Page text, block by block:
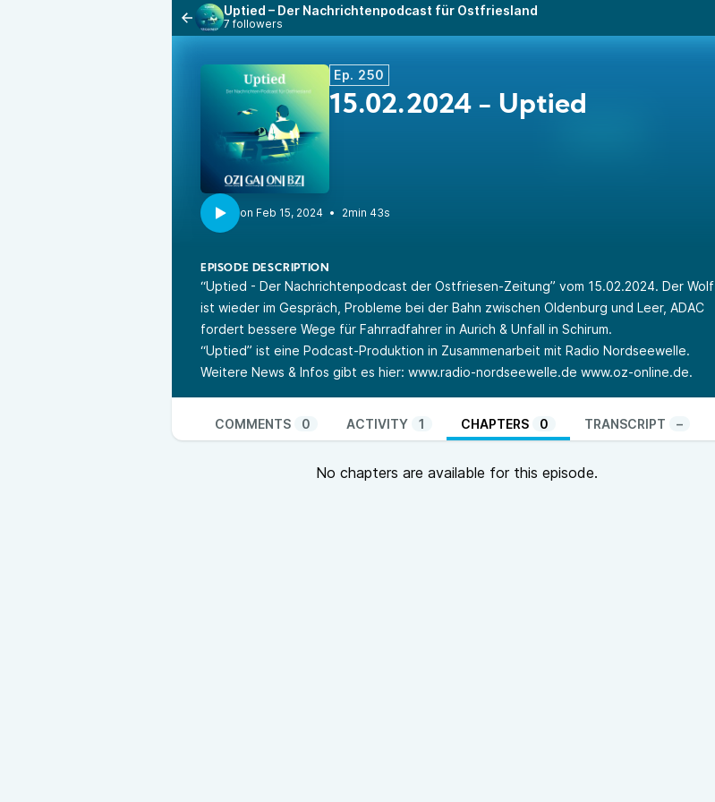
Uptied – Der Nachrichtenpodcast für Ostfriesland
7 followers
Ep. 250
15.02.2024 - Uptied
• 2min 43s
EPISODE DESCRIPTION
“Uptied - Der Nachrichtenpodcast der Ostfriesen-Zeitung” vom 15.02.2024. Der Wolf
ist wieder im Gespräch, Probleme bei der Bahn zwischen Oldenburg und Leer, ADAC
fordert bessere Wege für Fahrradfahrer in Aurich & Unfall in Schirum.
“Uptied” ist eine Podcast-Produktion in Zusammenarbeit mit Radio Nordseewelle.
Weitere News & Infos gibt es hier: www.radio-nordseewelle.de www.oz-online.de.
COMMENTS 0 ACTIVITY 1 CHAPTERS 0 TRANSCRIPT –
No chapters are available for this episode.